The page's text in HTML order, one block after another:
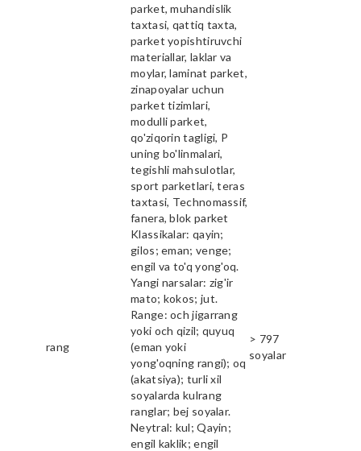
parket, muhandislik
taxtasi, qattiq taxta,
parket yopishtiruvchi
materiallar, laklar va
moylar, laminat parket,
zinapoyalar uchun
parket tizimlari,
modulli parket,
qo'ziqorin tagligi, P
uning bo'linmalari,
tegishli mahsulotlar,
sport parketlari, teras
taxtasi, Technomassif,
fanera, blok parket
rang
Klassikalar: qayin;
gilos; eman; venge;
engil va to'q yong'oq.
Yangi narsalar: zig'ir
mato; kokos; jut.
Range: och jigarrang
yoki och qizil; quyuq
(eman yoki
yong'oqning rangi); oq
(akatsiya); turli xil
soyalarda kulrang
ranglar; bej soyalar.
Neytral: kul; Qayin;
engil kaklik; engil
> 797
soyalar